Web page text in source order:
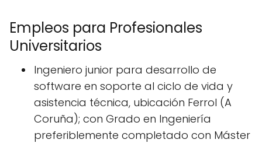
Empleos para Profesionales
Universitarios
Ingeniero junior para desarrollo de
software en soporte al ciclo de vida y
asistencia técnica, ubicación Ferrol (A
Coruña); con Grado en Ingeniería
preferiblemente completado con Máster